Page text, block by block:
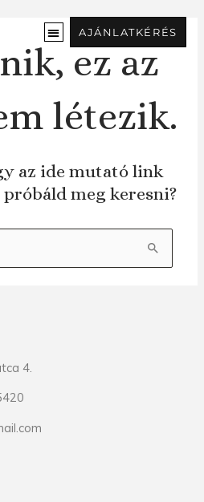
AJÁNLATKÉRÉS
ez az
létezik.
az ide mutató link
meg keresni?
4.